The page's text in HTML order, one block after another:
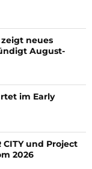
neues
August-
im Early
CITY und Project
2026